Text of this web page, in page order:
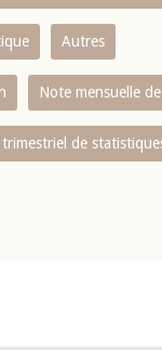
Autres
Note mensuelle
de